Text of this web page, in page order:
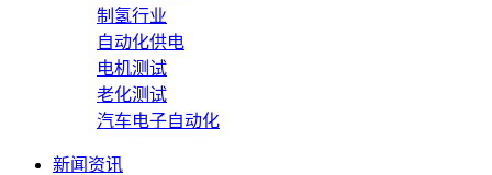
制氢行业
自动化供电
电机测试
老化测试
汽车电子自动化
新闻资讯